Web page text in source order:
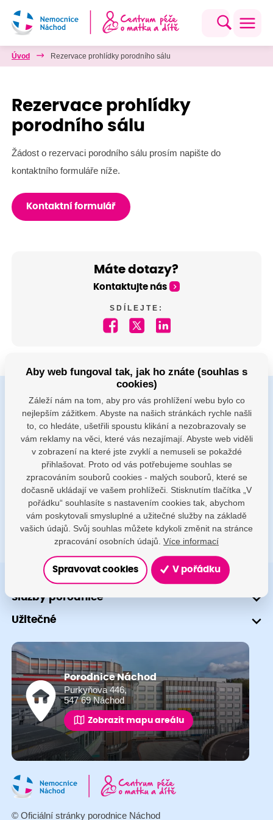
Úvod Rezervace prohlídky porodního sálu
Rezervace prohlídky
porodního sálu
Žádost o rezervaci porodního sálu prosím napište do
kontaktního formuláře níže.
Kontaktní formulář
Máte dotazy?
Kontaktujte nás
SDÍLEJTE:
Buďte s námi v kontaktu
Jsme k dispozici pokud potřebujete pomoci
porodnice@nemocnicenachod.cz
+420 491 601 745
Služby porodnice
Užitečné
Porodnice Náchod
Purkyňova 446,
547 69 Náchod
Zobrazit mapu areálu
© Oficiální stránky porodnice Náchod
Aby web fungoval tak, jak ho znáte (souhlas s
cookies)
Záleží nám na tom, aby pro vás prohlížení webu bylo co
nejlepším zážitkem. Abyste na našich stránkách rychle našli
to, co hledáte, ušetřili spoustu klikání a nezobrazovaly se
vám reklamy na věci, které vás nezajímají. Abyste web viděli
v zobrazení na které jste zvyklí a nemuseli se pokaždé
přihlašovat. Proto od vás potřebujeme souhlas se
zpracováním souborů cookies - malých souborů, které se
dočasně ukládají ve vašem prohlížeči. Stisknutím tlačítka „V
pořádku“ souhlasíte s nastavením cookies tak, abychom
vám poskytovali smysluplné a užitečné služby na základě
vašich údajů. Svůj souhlas můžete kdykoli změnit na stránce
zpracování osobních údajů. Více informací
Spravovat cookies V pořádku